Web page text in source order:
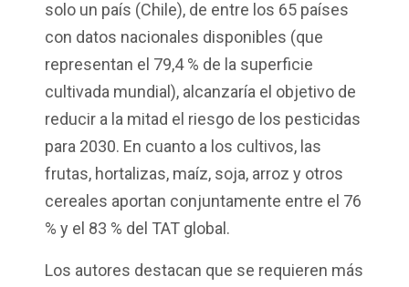
solo un país (Chile), de entre los 65 países
con datos nacionales disponibles (que
representan el 79,4 % de la superficie
cultivada mundial), alcanzaría el objetivo de
reducir a la mitad el riesgo de los pesticidas
para 2030. En cuanto a los cultivos, las
frutas, hortalizas, maíz, soja, arroz y otros
cereales aportan conjuntamente entre el 76
% y el 83 % del TAT global.
Los autores destacan que se requieren más